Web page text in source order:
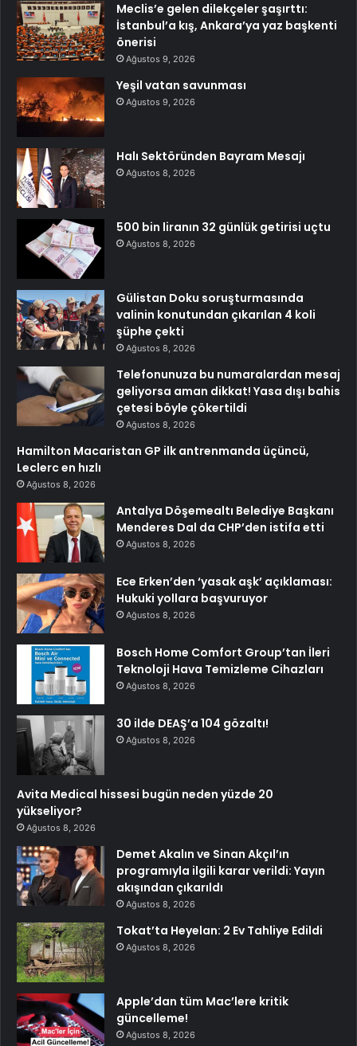
Meclis’e gelen dilekçeler şaşırttı:
İstanbul’a kış, Ankara’ya yaz başkenti
önerisi
Ağustos 9, 2026
Yeşil vatan savunması
Ağustos 9, 2026
Halı Sektöründen Bayram Mesajı
Ağustos 8, 2026
500 bin liranın 32 günlük getirisi uçtu
Ağustos 8, 2026
Gülistan Doku soruşturmasında
valinin konutundan çıkarılan 4 koli
şüphe çekti
Ağustos 8, 2026
Telefonunuza bu numaralardan mesaj
geliyorsa aman dikkat! Yasa dışı bahis
çetesi böyle çökertildi
Ağustos 8, 2026
Hamilton Macaristan GP ilk antrenmanda üçüncü,
Leclerc en hızlı
Ağustos 8, 2026
Antalya Döşemealtı Belediye Başkanı
Menderes Dal da CHP’den istifa etti
Ağustos 8, 2026
Ece Erken’den ‘yasak aşk’ açıklaması:
Hukuki yollara başvuruyor
Ağustos 8, 2026
Bosch Home Comfort Group’tan İleri
Teknoloji Hava Temizleme Cihazları
Ağustos 8, 2026
30 ilde DEAŞ’a 104 gözaltı!
Ağustos 8, 2026
Avita Medical hissesi bugün neden yüzde 20
yükseliyor?
Ağustos 8, 2026
Demet Akalın ve Sinan Akçıl’ın
programıyla ilgili karar verildi: Yayın
akışından çıkarıldı
Ağustos 8, 2026
Tokat’ta Heyelan: 2 Ev Tahliye Edildi
Ağustos 8, 2026
Apple’dan tüm Mac’lere kritik
güncelleme!
Ağustos 8, 2026